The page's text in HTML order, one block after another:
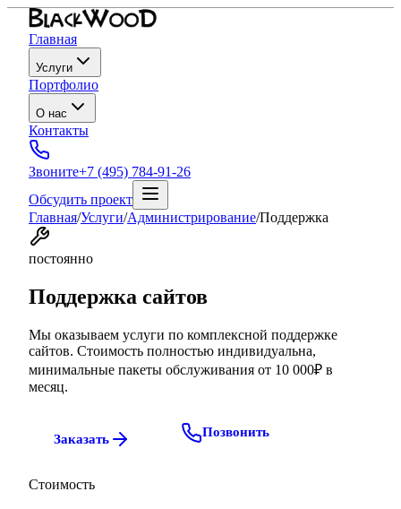
Главная
Услуги
Портфолио
О нас
Контакты
Звоните+7 (495) 784-91-26
Обсудить проект
Главная/Услуги/Администрирование/Поддержка
постоянно
Поддержка сайтов
Мы оказываем услуги по комплексной поддержке
сайтов. Стоимость полностью индивидуальна,
минимальные пакеты обслуживания от 10 000₽ в
месяц.
Заказать Позвонить
Стоимость